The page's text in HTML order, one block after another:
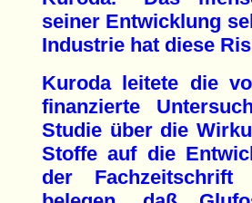
seiner Entwicklung
Industrie hat diese
Kuroda leitete die
finanzierte
Studie über die
Stoffe auf die
der